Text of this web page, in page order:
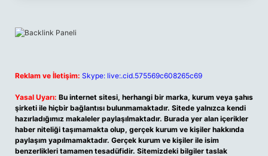
Reklam ve İletişim: Skype: live:.cid.575569c608265c69
Yasal Uyarı: Bu internet sitesi, herhangi bir marka, kurum veya şahıs
şirketi ile hiçbir bağlantısı bulunmamaktadır. Sitede yalnızca kendi
hazırladığımız makaleler paylaşılmaktadır. Burada yer alan içerikler
haber niteliği taşımamakta olup, gerçek kurum ve kişiler hakkında
paylaşım yapılmamaktadır. Gerçek kurum ve kişiler ile isim
benzerlikleri tamamen tesadüfidir. Sitemizdeki bilgiler taslak